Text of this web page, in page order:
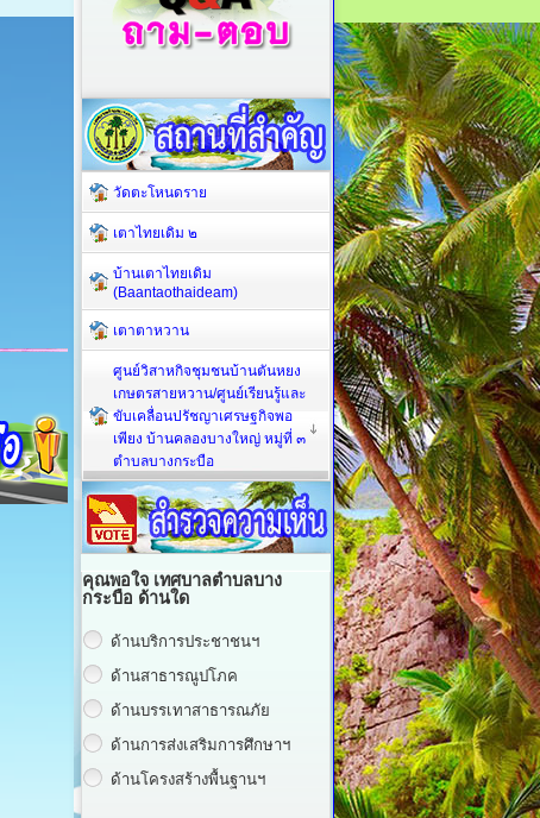
วัดตะโหนดราย
เตาไทยเดิม ๒
บ้านเตาไทยเดิม
(Baantaothaideam)
เตาตาหวาน
ศูนย์วิสาหกิจชุมชนบ้านตันหยง
เกษตรสายหวาน/ศูนย์เรียนรู้และ
ขับเคลื่อนปรัชญาเศรษฐกิจพอ
เพียง บ้านคลองบางใหญ่ หมู่ที่ ๓
ตำบลบางกระบือ
คุณพอใจ เทศบาลตำบลบาง
กระบือ ด้านใด
ด้านบริการประชาชนฯ
ด้านสาธารณูปโภค
ด้านบรรเทาสาธารณภัย
ด้านการส่งเสริมการศึกษาฯ
ด้านโครงสร้างพื้นฐานฯ